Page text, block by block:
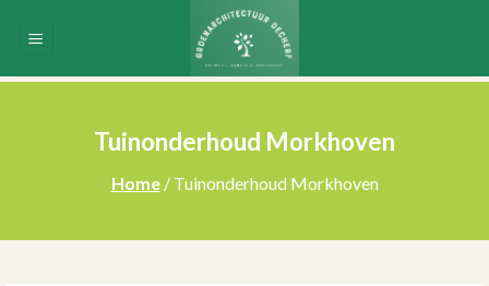
Tuinonderhoud Morkhoven
Home/ Tuinonderhoud Morkhoven